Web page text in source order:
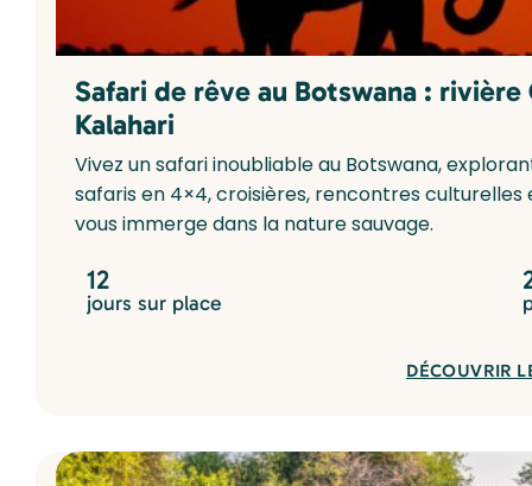
Safari de rêve au Botswana :
Kalahari
Vivez un safari inoubliable au Botswana,
safaris en 4×4, croisières, rencontres
vous immerge dans la nature sauvage.
12
jours sur place
DÉCOUVRIR